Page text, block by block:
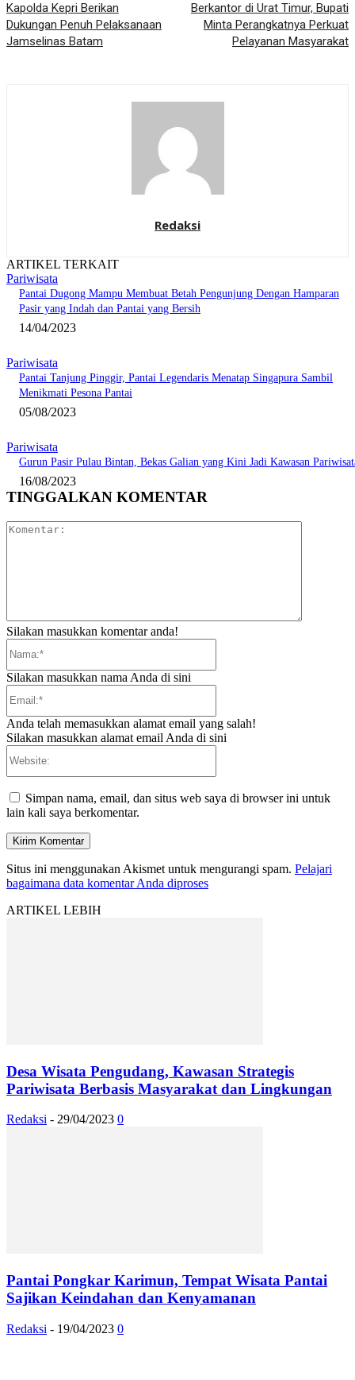
Kapolda Kepri Berikan
Dukungan Penuh Pelaksanaan
Jamselinas Batam
Berkantor di Urat Timur, Bupati
Minta Perangkatnya Perkuat
Pelayanan Masyarakat
Redaksi
ARTIKEL TERKAIT
Pariwisata
Pantai Dugong Mampu Membuat Betah Pengunjung Dengan Hamparan
Pasir yang Indah dan Pantai yang Bersih
14/04/2023
Pariwisata
Pantai Tanjung Pinggir, Pantai Legendaris Menatap Singapura Sambil
Menikmati Pesona Pantai
05/08/2023
Pariwisata
Gurun Pasir Pulau Bintan, Bekas Galian yang Kini Jadi Kawasan
16/08/2023
TINGGALKAN KOMENTAR
Silakan masukkan komentar anda!
Silakan masukkan nama Anda di sini
Anda telah memasukkan alamat email yang salah!
Silakan masukkan alamat email Anda di sini
Simpan nama, email, dan situs web saya di browser ini untuk
lain kali saya berkomentar.
Situs ini menggunakan Akismet untuk mengurangi spam. Pelajari
bagaimana data komentar Anda diproses
ARTIKEL LEBIH
Desa Wisata Pengudang, Kawasan Strategis
Pariwisata Berbasis Masyarakat dan Lingkungan
Redaksi - 29/04/2023 0
Pantai Pongkar Karimun, Tempat Wisata Pantai
Sajikan Keindahan dan Kenyamanan
Redaksi - 19/04/2023 0